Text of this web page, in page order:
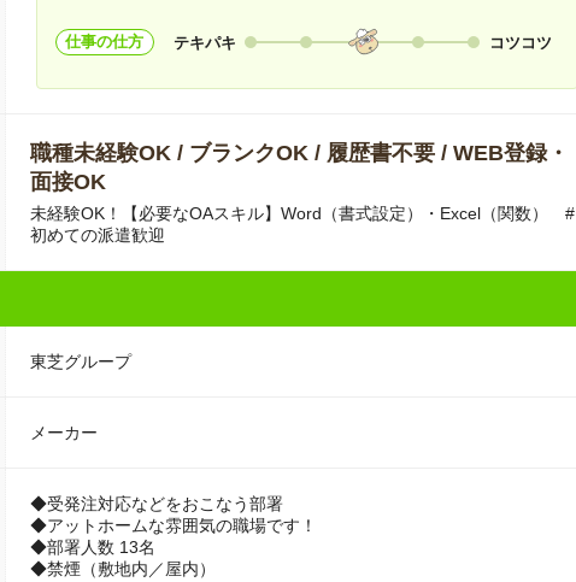
仕事の仕方 テキパキ コツコツ
職種未経験OK / ブランクOK / 履歴書不要 / WEB登録・
面接OK
未経験OK！【必要なOAスキル】Word（書式設定）・Excel（関数） #
初めての派遣歓迎
東芝グループ
メーカー
◆受発注対応などをおこなう部署
◆アットホームな雰囲気の職場です！
◆部署人数 13名
◆禁煙（敷地内／屋内）